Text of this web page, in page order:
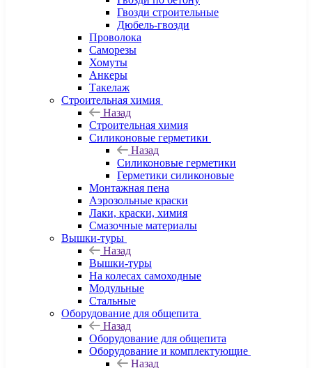
Гвозди строительные
Дюбель-гвозди
Проволока
Саморезы
Хомуты
Анкеры
Такелаж
Строительная химия
Назад
Строительная химия
Силиконовые герметики
Назад
Силиконовые герметики
Герметики силиконовые
Монтажная пена
Аэрозольные краски
Лаки, краски, химия
Смазочные материалы
Вышки-туры
Назад
Вышки-туры
На колесах самоходные
Модульные
Стальные
Оборудование для общепита
Назад
Оборудование для общепита
Оборудование и комплектующие
Назад